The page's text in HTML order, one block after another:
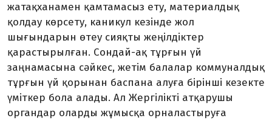
жатақханамен қамтамасыз ету, материалдық
қолдау көрсету, каникул кезінде жол
шығындарын өтеу сияқты жеңілдіктер
қарастырылған. Сондай-ақ тұрғын үй
заңнамасына сәйкес, жетім балалар коммуналдық
тұрғын үй қорынан баспана алуға бірінші кезекте
үміткер бола алады. Ал Жергілікті атқарушы
органдар оларды жұмысқа орналастыруға